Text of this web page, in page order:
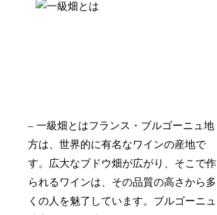
– 一級畑とはフランス・ブルゴーニュ地
方は、世界的に有名なワインの産地で
す。広大なブドウ畑が広がり、そこで作
られるワインは、その品質の高さから多
くの人を魅了しています。ブルゴーニュ